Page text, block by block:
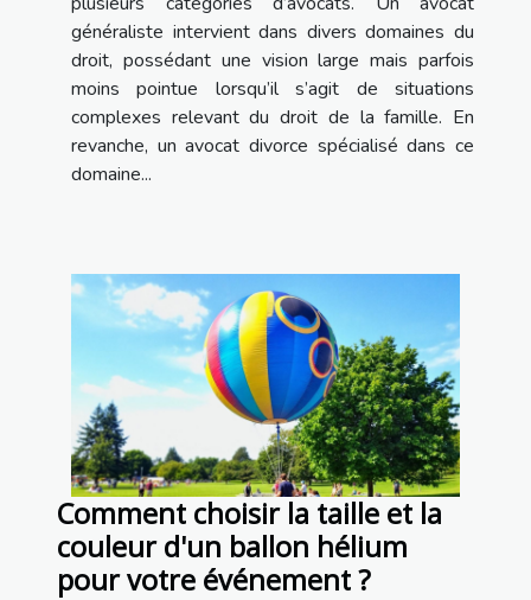
généraliste intervient dans divers domaines du
droit, possédant une vision large mais parfois
moins pointue lorsqu’il s’agit de situations
complexes relevant du droit de la famille. En
revanche, un avocat divorce spécialisé dans ce
domaine...
Comment choisir la taille et la
couleur d'un ballon hélium
pour votre événement ?